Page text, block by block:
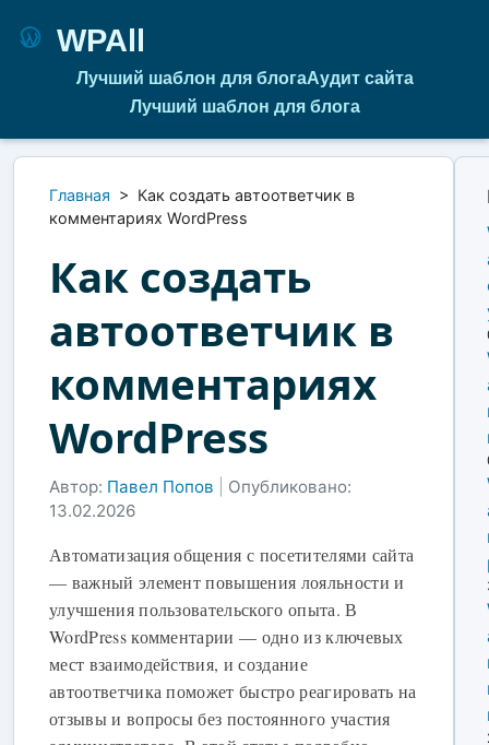
WPAll
Лучший шаблон для блогаАудит сайта
Лучший шаблон для блога
Главная > Как создать автоответчик в
комментариях WordPress
Как создать
автоответчик в
комментариях
WordPress
Автор: Павел Попов
Опубликовано:
13.02.2026
Автоматизация общения с посетителями сайта
— важный элемент повышения лояльности и
улучшения пользовательского опыта. В
WordPress комментарии — одно из ключевых
мест взаимодействия, и создание
автоответчика поможет быстро реагировать на
отзывы и вопросы без постоянного участия